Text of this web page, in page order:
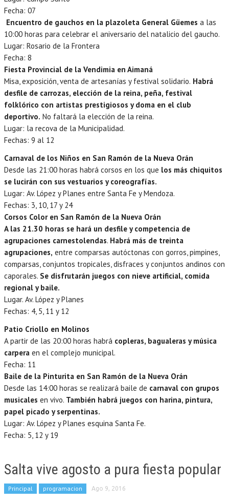
Fecha: 07
Encuentro de gauchos en la plazoleta General Güemes a las
10:00 horas para celebrar el aniversario del natalicio del gaucho.
Lugar: Rosario de la Frontera
Fecha: 8
Fiesta Provincial de la Vendimia en Aimaná
Misa, exposición, venta de artesanías y festival solidario. Habrá
desfile de carrozas, elección de la reina, peña, festival
folklórico con artistas prestigiosos y doma en el club
deportivo. No faltará la elección de la reina.
Lugar: la recova de la Municipalidad.
Fechas: 9 al 12
Carnaval de los Niños en San Ramón de la Nueva Orán
Desde las 21:00 horas habrá corsos en los que los más chiquitos
se lucirán con sus vestuarios y coreografías.
Lugar: Av. López y Planes entre Santa Fe y Mendoza.
Fechas: 3, 10, 17 y 24
Corsos Color en San Ramón de la Nueva Orán
A las 21.30 horas se hará un desfile y competencia de
agrupaciones carnestolendas. Habrá más de treinta
agrupaciones, entre comparsas autóctonas con gorros, pimpines,
comparsas, conjuntos tropicales, disfraces y conjuntos andinos con
caporales. Se disfrutarán juegos con nieve artificial, comida
regional y baile.
Lugar. Av. López y Planes
Fechas: 4, 5, 11 y 12
Patio Criollo en Molinos
A partir de las 20:00 horas habrá copleras, bagualeras y música
carpera en el complejo municipal.
Fecha: 11
Baile de la Pinturita en San Ramón de la Nueva Orán
Desde las 14:00 horas se realizará baile de carnaval con grupos
musicales en vivo. También habrá juegos con harina, pintura,
papel picado y serpentinas.
Lugar: Av. López y Planes esquina Santa Fe.
Fecha: 5, 12 y 19
Salta vive agosto a pura fiesta popular
Principal programacion Ago 9, 2016